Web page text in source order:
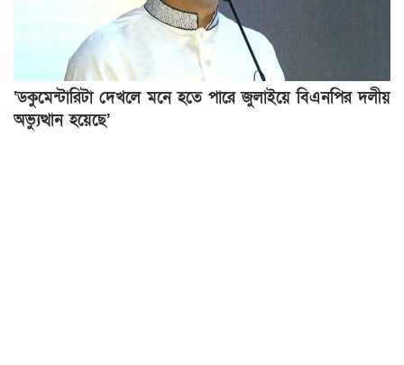
‘ডকুমেন্টারিটা দেখলে মনে হতে পারে জুলাইয়ে বিএনপির দলীয়
অভ্যুত্থান হয়েছে’